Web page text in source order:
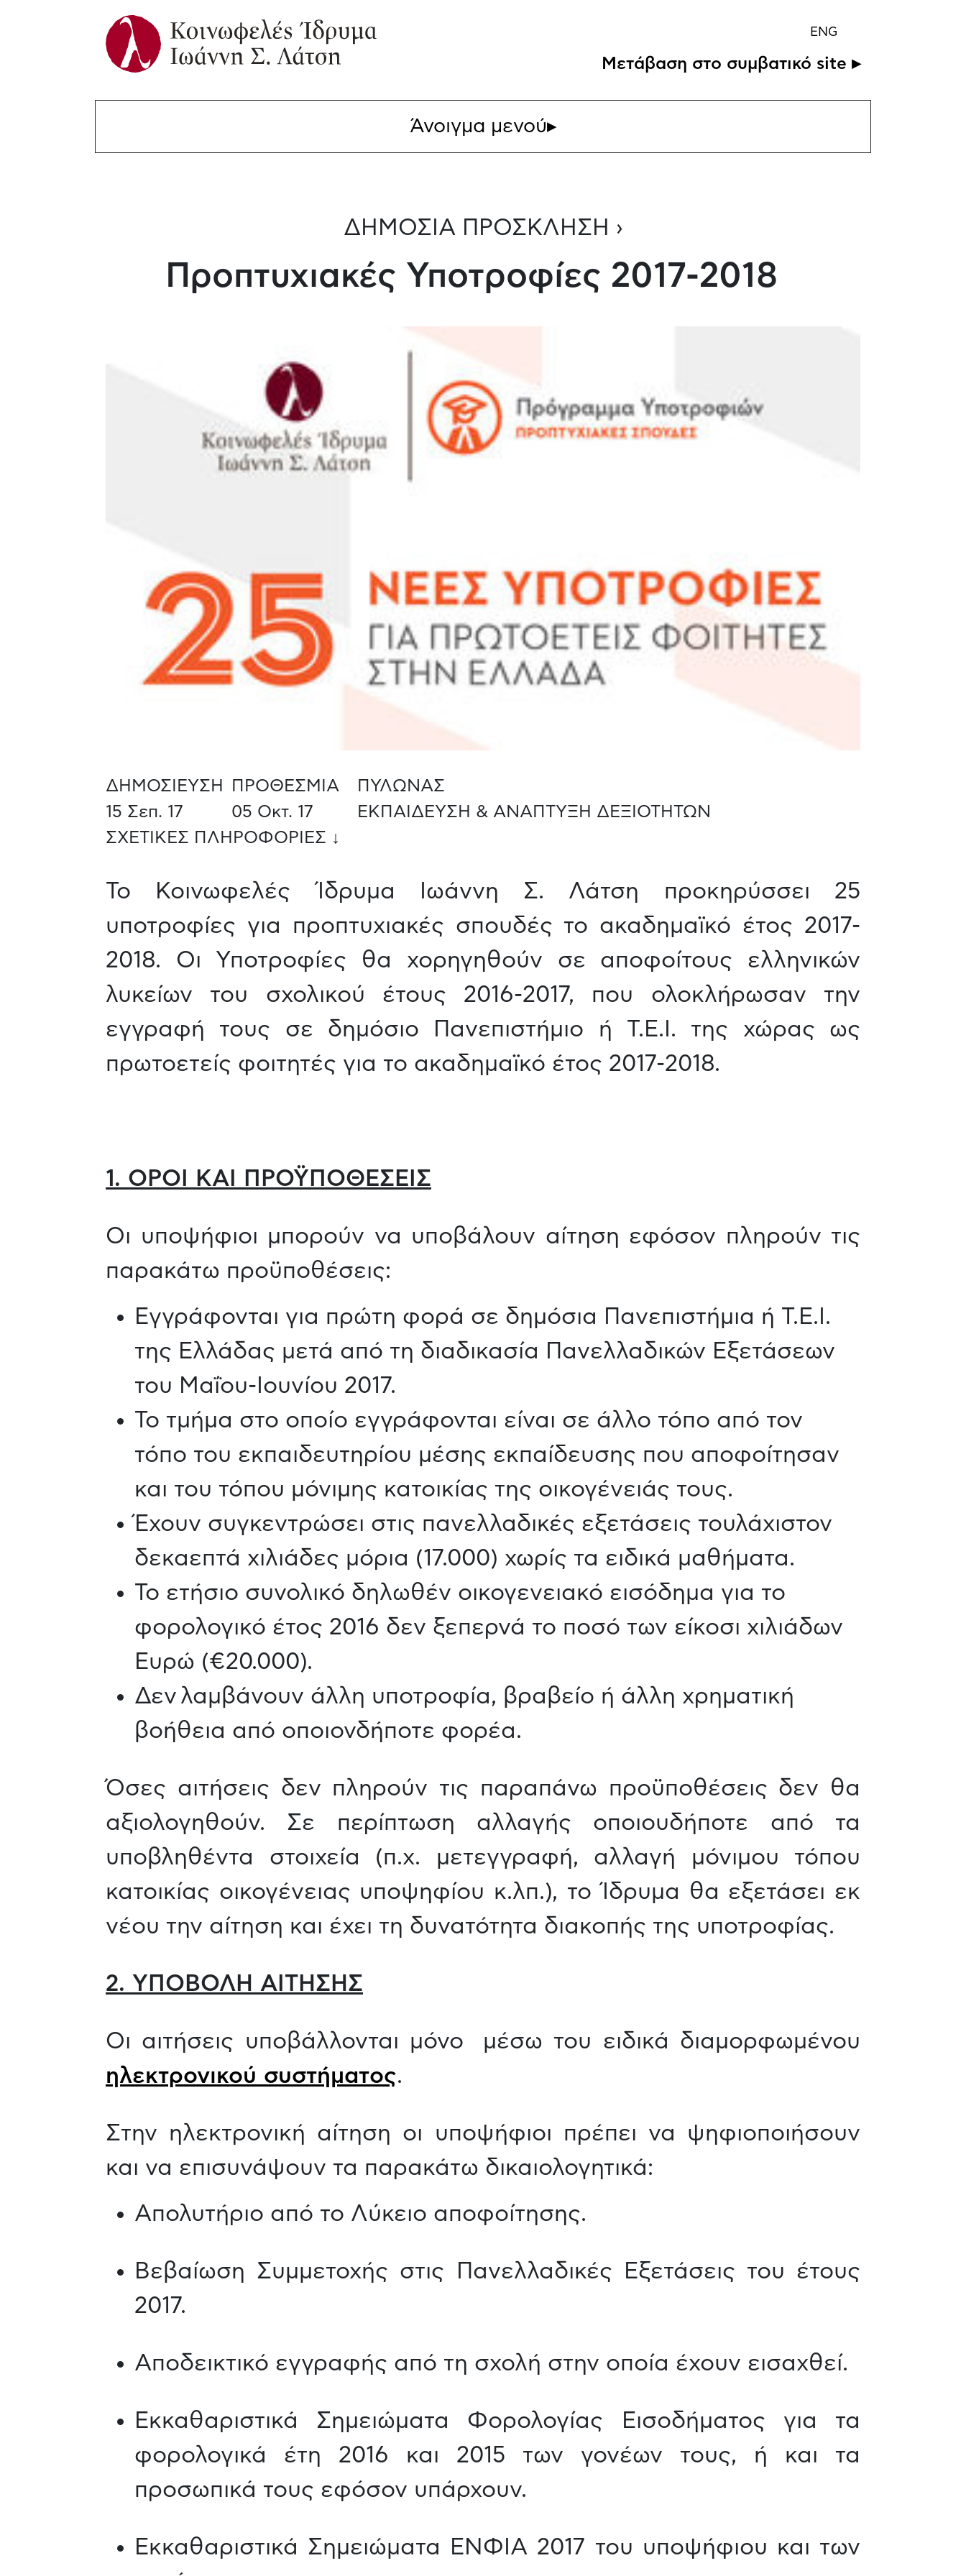
ENG
Μετάβαση στο συμβατικό site ▸
Άνοιγμα μενού▸
ΔΗΜΟΣΙΑ ΠΡΟΣΚΛΗΣΗ ›
Προπτυχιακές Υποτροφίες 2017-2018
ΔΗΜΟΣΙΕΥΣΗ
15 Σεπ. 17
ΠΡΟΘΕΣΜΙΑ
05 Οκτ. 17
ΠΥΛΩΝΑΣ
ΕΚΠΑΙΔΕΥΣΗ & ΑΝΑΠΤΥΞΗ ΔΕΞΙΟΤΗΤΩΝ
ΣΧΕΤΙΚΕΣ ΠΛΗΡΟΦΟΡΙΕΣ ↓
Το Κοινωφελές Ίδρυμα Ιωάννη Σ. Λάτση προκηρύσσει 25
υποτροφίες για προπτυχιακές σπουδές το ακαδημαϊκό έτος 2017-
2018. Οι Υποτροφίες θα χορηγηθούν σε αποφοίτους ελληνικών
λυκείων του σχολικού έτους 2016-2017, που ολοκλήρωσαν την
εγγραφή τους σε δημόσιο Πανεπιστήμιο ή Τ.Ε.Ι. της χώρας ως
πρωτοετείς φοιτητές για το ακαδημαϊκό έτος 2017-2018.
1. ΟΡΟΙ ΚΑΙ ΠΡΟΫΠΟΘΕΣΕΙΣ
Οι υποψήφιοι μπορούν να υποβάλουν αίτηση εφόσον πληρούν τις
παρακάτω προϋποθέσεις:
Εγγράφονται για πρώτη φορά σε δημόσια Πανεπιστήμια ή Τ.Ε.Ι.
της Ελλάδας μετά από τη διαδικασία Πανελλαδικών Εξετάσεων
του Μαΐου-Ιουνίου 2017.
Το τμήμα στο οποίο εγγράφονται είναι σε άλλο τόπο από τον
τόπο του εκπαιδευτηρίου μέσης εκπαίδευσης που αποφοίτησαν
και του τόπου μόνιμης κατοικίας της οικογένειάς τους.
Έχουν συγκεντρώσει στις πανελλαδικές εξετάσεις τουλάχιστον
δεκαεπτά χιλιάδες μόρια (17.000) χωρίς τα ειδικά μαθήματα.
Το ετήσιο συνολικό δηλωθέν οικογενειακό εισόδημα για το
φορολογικό έτος 2016 δεν ξεπερνά το ποσό των είκοσι χιλιάδων
Ευρώ (€20.000).
Δεν λαμβάνουν άλλη υποτροφία, βραβείο ή άλλη χρηματική
βοήθεια από οποιονδήποτε φορέα.
Όσες αιτήσεις δεν πληρούν τις παραπάνω προϋποθέσεις δεν θα
αξιολογηθούν. Σε περίπτωση αλλαγής οποιουδήποτε από τα
υποβληθέντα στοιχεία (π.χ. μετεγγραφή, αλλαγή μόνιμου τόπου
κατοικίας οικογένειας υποψηφίου κ.λπ.), το Ίδρυμα θα εξετάσει εκ
νέου την αίτηση και έχει τη δυνατότητα διακοπής της υποτροφίας.
2. ΥΠΟΒΟΛΗ ΑΙΤΗΣΗΣ
Οι αιτήσεις υποβάλλονται μόνο μέσω του ειδικά διαμορφωμένου
ηλεκτρονικού συστήματος.
Στην ηλεκτρονική αίτηση οι υποψήφιοι πρέπει να ψηφιοποιήσουν
και να επισυνάψουν τα παρακάτω δικαιολογητικά:
Απολυτήριο από το Λύκειο αποφοίτησης.
Βεβαίωση Συμμετοχής στις Πανελλαδικές Εξετάσεις του έτους
2017.
Αποδεικτικό εγγραφής από τη σχολή στην οποία έχουν εισαχθεί.
Εκκαθαριστικά Σημειώματα Φορολογίας Εισοδήματος για τα
φορολογικά έτη 2016 και 2015 των γονέων τους, ή και τα
προσωπικά τους εφόσον υπάρχουν.
Εκκαθαριστικά Σημειώματα ΕΝΦΙΑ 2017 του υποψήφιου και των